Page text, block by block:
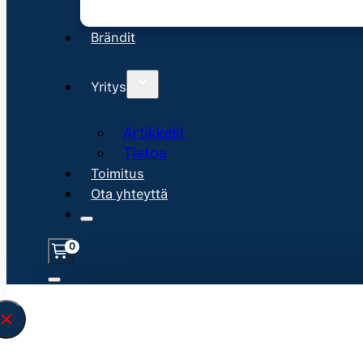
Brändit
Yritys
Artikkelit
Tietoa
Toimitus
Ota yhteyttä
0